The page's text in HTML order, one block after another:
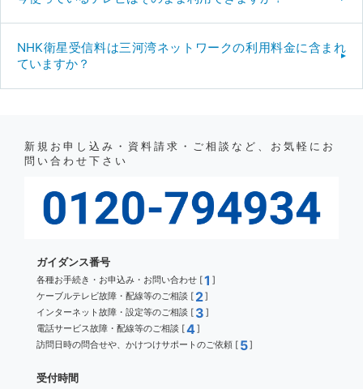
NHK衛星受信料は三河湾ネットワークの利用料金に含まれ
ていますか？
新規お申し込み・資料請求・ご相談など、お気軽にお
問い合わせ下さい
ガイダンス番号
各種お手続き・お申込み・お問い合わせ [1 ]
ケーブルテレビ故障・配線等のご相談 [ 2]
インターネット故障・設定等のご相談 [ 3 ]
電話サービス故障・配線等のご相談 [4]
訪問日時の問合せや、かけつけサポートのご依頼 [ 5]
受付時間